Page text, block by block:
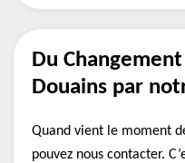
Du
Douains par
Quand vient le moment
pouvez nous contacter.